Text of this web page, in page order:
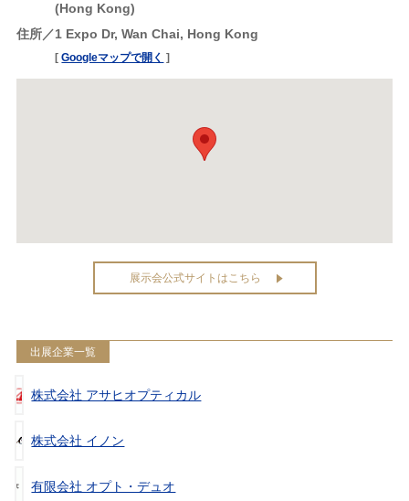
(Hong Kong)
住所
1 Expo Dr, Wan Chai, Hong Kong
[Googleマップで開く ]
展示会公式サイトはこちら
出展企業一覧
株式会社 アサヒオプティカル
株式会社 イノン
有限会社 オプト・デュオ